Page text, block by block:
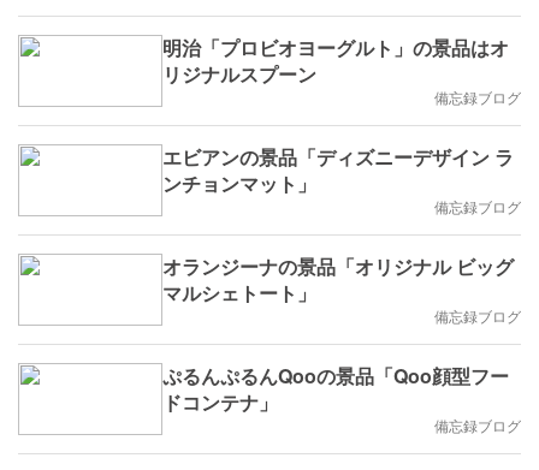
明治「プロビオヨーグルト」の景品はオ
リジナルスプーン
備忘録ブログ
エビアンの景品「ディズニーデザイン ラ
ンチョンマット」
備忘録ブログ
オランジーナの景品「オリジナル ビッグ
マルシェトート」
備忘録ブログ
ぷるんぷるんQooの景品「Qoo顔型フー
ドコンテナ」
備忘録ブログ